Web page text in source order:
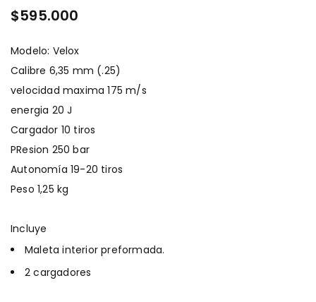
$595.000
Modelo: Velox
Calibre 6,35 mm (.25)
velocidad maxima 175 m/s
energia 20 J
Cargador 10 tiros
PResion 250 bar
Autonomía 19-20 tiros
Peso 1,25 kg
Incluye
Maleta interior preformada.
2 cargadores